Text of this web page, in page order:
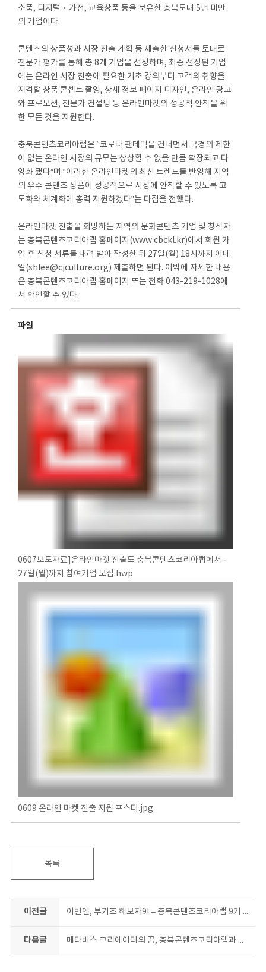
소품, 디지털‧가전, 교육상품 등을 보유한 충북도내 5년 미만
의 기업이다.
콘텐츠의 상품성과 시장 진출 계획 등 제출한 신청서를 토대로
전문가 평가를 통해 총 8개 기업을 선정하며, 최종 선정된 기업
에는 온라인 시장 진출에 필요한 기초 강의부터 고객의 취향을
저격할 상품 콘셉트 촬영, 상세 정보 페이지 디자인, 온라인 광고
와 프로모션, 전문가 컨설팅 등 온라인마켓의 성공적 안착을 위
한 모든 것을 지원한다.
충북콘텐츠코리아랩은 “코로나 팬데믹을 건너면서 국경의 제한
이 없는 온라인 시장의 규모는 상상할 수 없을 만큼 확장되고 다
양화 됐다”며 “이러한 온라인마켓의 최신 트렌드를 반영해 지역
의 우수 콘텐츠 상품이 성공적으로 시장에 안착할 수 있도록 고
도화와 체계화에 총력 지원하겠다”는 다짐을 전했다.
온라인마켓 진출을 희망하는 지역의 문화콘텐츠 기업 및 창작자
는 충북콘텐츠코리아랩 홈페이지(www.cbckl.kr)에서 회원 가
입 후 신청 서류를 내려 받아 작성한 뒤 27일(월) 18시까지 이메
일(shlee@cjculture.org) 제출하면 된다. 이밖에 자세한 내용
은 충북콘텐츠코리아랩 홈페이지 또는 전화 043-219-1028에
서 확인할 수 있다.
파일
0607보도자료]온라인마켓 진출도 충북콘텐츠코리아랩에서 -
27일(월)까지 참여기업 모집.hwp
0609 온라인 마켓 진출 지원 포스터.jpg
목록
이전글 이번엔, 부기즈 해보자9! – 충북콘텐츠코리아랩 9기 홍보기자단 모집
다음글 메타버스 크리에이터의 꿈, 충북콘텐츠코리아랩과 만나면 현실이 된다!